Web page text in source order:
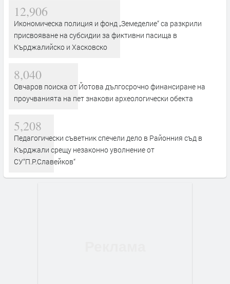
12,906
Икономическа полиция и фонд „Земеделие“ са разкрили
присвояване на субсидии за фиктивни пасища в
Кърджалийско и Хасковско
8,040
Овчаров поиска от Йотова дългосрочно финансиране на
проучванията на пет знакови археологически обекта
5,208
Педагогически съветник спечели дело в Районния съд в
Кърджали срещу незаконно уволнение от
СУ“П.Р.Славейков“